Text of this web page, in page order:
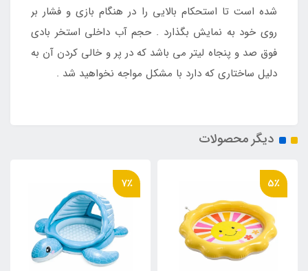
شده است تا استحکام بالایی را در هنگام بازی و فشار بر
روی خود به نمایش بگذارد . حجم آب داخلی استخر بادی
فوق صد و پنجاه لیتر می باشد که در پر و خالی کردن آن به
دلیل ساختاری که دارد با مشکل مواجه نخواهید شد .
دیگر محصولات
5٪ 7٪